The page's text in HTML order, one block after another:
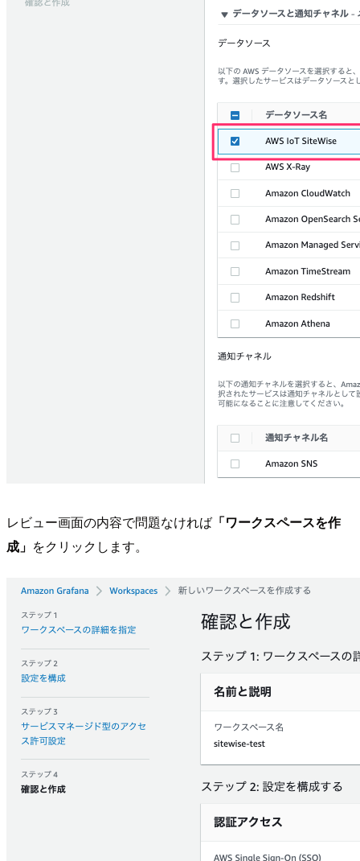
レビュー画面の内容で問題なければ 「ワークスペースを作
成」 をクリックします。